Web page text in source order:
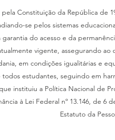
Constituição da República de
se pelos sistemas
garantia do acesso e da
vigente, assegurando
em condições igualitárias e
estudantes, seguindo em
instituiu a Política Nacional de
à Lei Federal nº 13.146, de 6
Estatuto da